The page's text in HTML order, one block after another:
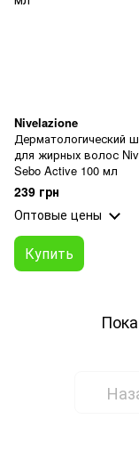
Nivelazione
Дерматологический
для жирных волос
Sebo Active 100 мл
239 грн
Оптовые цены
Купить